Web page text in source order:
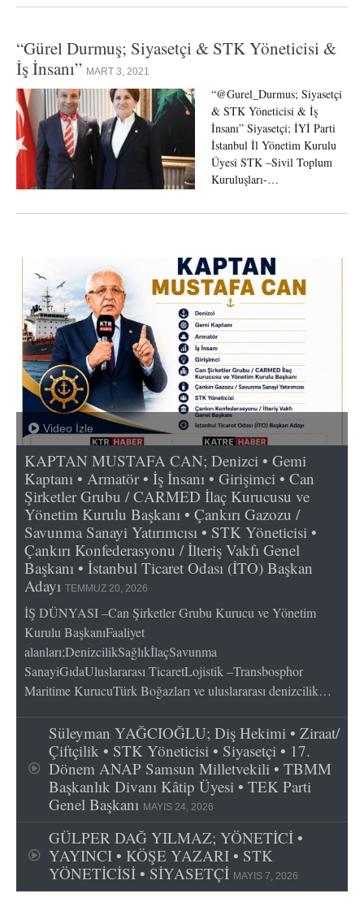
“Gürel Durmuş; Siyasetçi & STK Yöneticisi &
İş İnsanı” MART 3, 2021
“@Gurel_Durmus; Siyasetçi
& STK Yöneticisi & İş
İnsanı” Siyasetçi; İYİ Parti
İstanbul İl Yönetim Kurulu
Üyesi STK –Sivil Toplum
Kuruluşları-…
Video İzle
KAPTAN MUSTAFA CAN; Denizci • Gemi
Kaptanı • Armatör • İş İnsanı • Girişimci • Can
Şirketler Grubu / CARMED İlaç Kurucusu ve
Yönetim Kurulu Başkanı • Çankırı Gazozu /
Savunma Sanayi Yatırımcısı • STK Yöneticisi •
Çankırı Konfederasyonu / İlteriş Vakfı Genel
Başkanı • İstanbul Ticaret Odası (İTO) Başkan
Adayı TEMMUZ 20, 2026
İŞ DÜNYASI –Can Şirketler Grubu Kurucu ve Yönetim
Kurulu BaşkanıFaaliyet
alanları;DenizcilikSağlıkİlaçSavunma
SanayiGıdaUluslararası TicaretLojistik –Transbosphor
Maritime KurucuTürk Boğazları ve uluslararası denizcilik…
Süleyman YAĞCIOĞLU; Diş Hekimi • Ziraat/
Çiftçilik • STK Yöneticisi • Siyasetçi • 17.
Dönem ANAP Samsun Milletvekili • TBMM
Başkanlık Divanı Kâtip Üyesi • TEK Parti
Genel Başkanı MAYIS 24, 2026
GÜLPER DAĞ YILMAZ; YÖNETİCİ •
YAYINCI • KÖŞE YAZARI • STK
YÖNETİCİSİ • SİYASETÇİ MAYIS 7, 2026